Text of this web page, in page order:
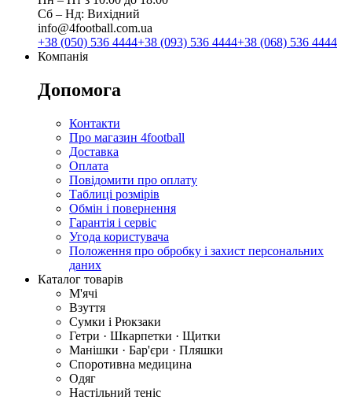
Сб ‒ Нд: Вихідний
info@4football.com.ua
+38 (050) 536 4444+38 (093) 536 4444+38 (068) 536 4444
Компанія
Допомога
Контакти
Про магазин 4football
Доставка
Оплата
Повідомити про оплату
Таблиці розмірів
Обмін і повернення
Гарантія і сервіс
Угода користувача
Положення про обробку і захист персональних
даних
Каталог товарів
М'ячі
Взуття
Сумки і Рюкзаки
Гетри · Шкарпетки · Щитки
Манішки · Бар'єри · Пляшки
Споротивна медицина
Одяг
Настільний теніс